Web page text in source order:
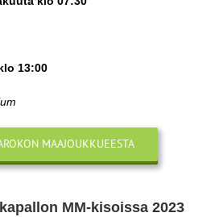
13:00
MAAJOUKKUEESTA
MM-kisoissa 2023